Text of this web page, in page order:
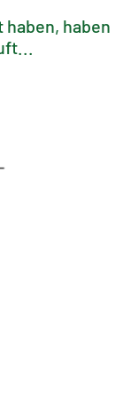
haben